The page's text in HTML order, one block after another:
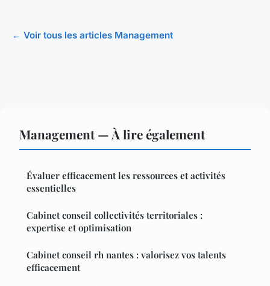
← Voir tous les articles Management
Management — À lire également
Évaluer efficacement les ressources et activités
essentielles
Cabinet conseil collectivités territoriales :
expertise et optimisation
Cabinet conseil rh nantes : valorisez vos talents
efficacement